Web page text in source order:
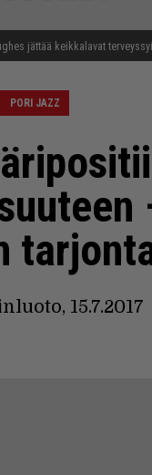
jättää keikkalavat
PORI JAZZ
15.7.2017